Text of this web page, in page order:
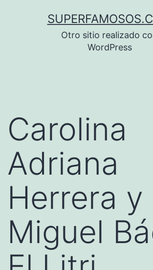
Otro sitio realizado
WordPress
Carolina
Adriana
Herrera y
Miguel